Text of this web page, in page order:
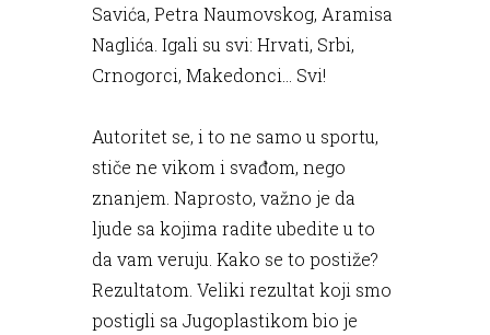
Savića, Petra Naumovskog, Aramisa
Naglića. Igali su svi: Hrvati, Srbi,
Crnogorci, Makedonci... Svi!
Autoritet se, i to ne samo u sportu,
stiče ne vikom i svađom, nego
znanjem. Naprosto, važno je da
ljude sa kojima radite ubedite u to
da vam veruju. Kako se to postiže?
Rezultatom. Veliki rezultat koji smo
postigli sa Jugoplastikom bio je